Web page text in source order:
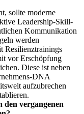
sollte moderne
Leader­ship-Skill-
Kommunikation
werden
Resilienztrainings
vor Erschöpfung
Diese ist neben
DNA
aufzubrechen
den vergangenen